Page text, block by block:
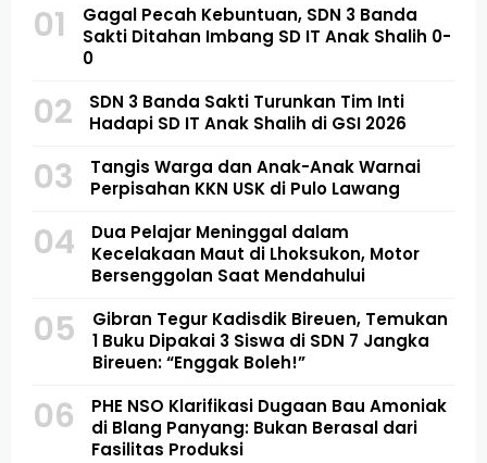
01
Gagal Pecah Kebuntuan, SDN 3 Banda
Sakti Ditahan Imbang SD IT Anak Shalih 0-
0
02
SDN 3 Banda Sakti Turunkan Tim Inti
Hadapi SD IT Anak Shalih di GSI 2026
03
Tangis Warga dan Anak-Anak Warnai
Perpisahan KKN USK di Pulo Lawang
04
Dua Pelajar Meninggal dalam
Kecelakaan Maut di Lhoksukon, Motor
Bersenggolan Saat Mendahului
05
Gibran Tegur Kadisdik Bireuen, Temukan
1 Buku Dipakai 3 Siswa di SDN 7 Jangka
Bireuen: “Enggak Boleh!”
06
PHE NSO Klarifikasi Dugaan Bau Amoniak
di Blang Panyang: Bukan Berasal dari
Fasilitas Produksi